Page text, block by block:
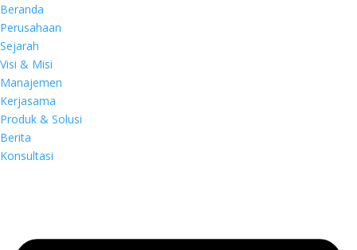
Beranda
Perusahaan
Sejarah
Visi & Misi
Manajemen
Kerjasama
Produk & Solusi
Berita
Konsultasi